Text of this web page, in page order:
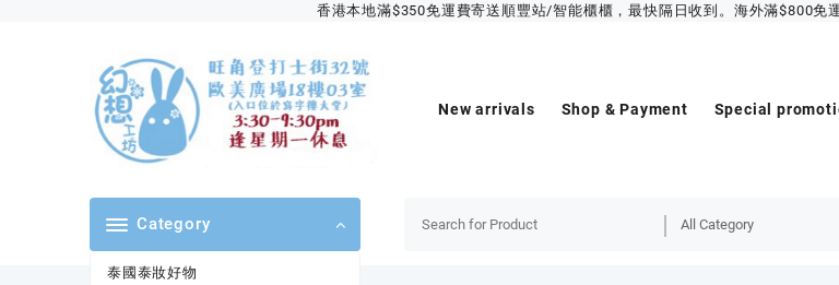
香港本地滿$350免運費寄送順豐站/智能櫃櫃，最快隔日收到。海外滿$800免
New arrivals Shop & Payment Special
Category
泰國泰妝好物